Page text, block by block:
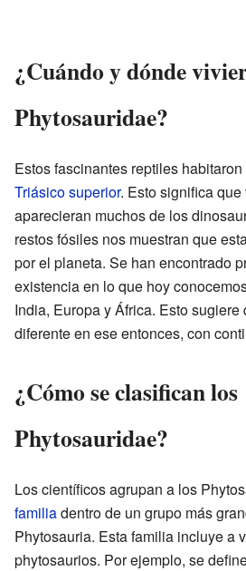
¿Cuándo y dónde
Phytosauridae?
Estos fascinantes reptiles
Triásico superior. Esto significa
aparecieran muchos de los
restos fósiles nos muestran que
por el planeta. Se han encontrado
existencia en lo que hoy
India, Europa y África. Esto
diferente en ese entonces, con
¿Cómo se clasifican los
Phytosauridae?
Los científicos agrupan a los
familiadentro de un grupo más
Phytosauria. Esta familia incluye a
phytosaurios. Por ejemplo, se